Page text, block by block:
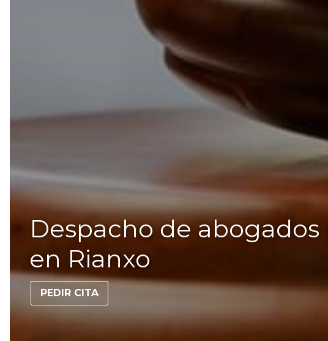
Despacho de
en Rianxo
PEDIR CITA